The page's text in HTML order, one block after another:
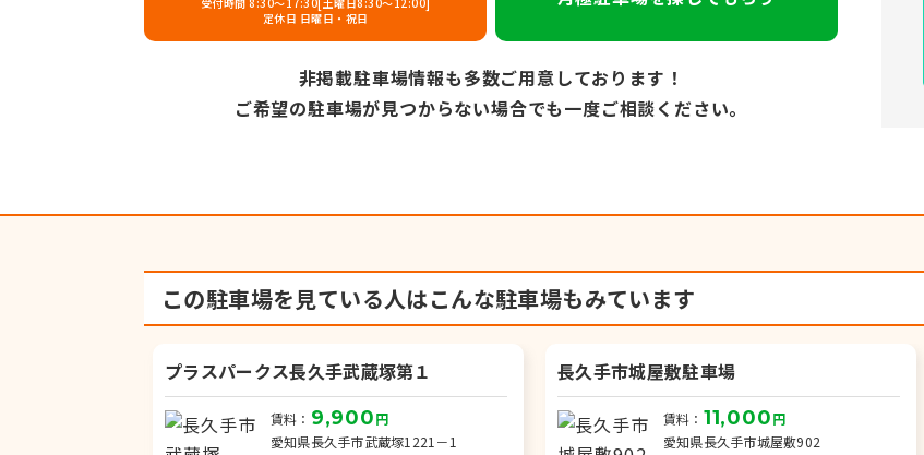
定休日 日曜日・祝日
非掲載駐車場情報も多数ご用意しております！
ご希望の駐車場が見つからない場合でも一度ご相談ください。
この駐車場を見ている人はこんな駐車場もみています
プラスパークス長久手武蔵塚第１
賃料： 9,900円
愛知県長久手市武蔵塚1221－1
長久手市城屋敷駐車場
賃料： 11,000円
愛知県長久手市城屋敷902